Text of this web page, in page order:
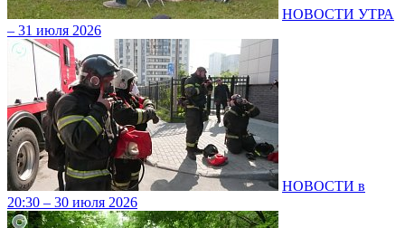
НОВОСТИ УТРА
– 31 июля 2026
НОВОСТИ в
20:30 – 30 июля 2026